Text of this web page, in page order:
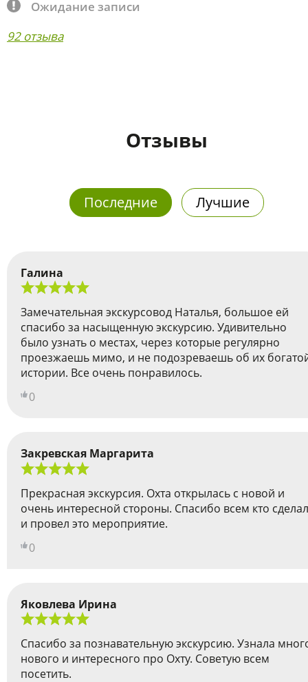
Ожидание записи
92 отзыва
Отзывы
Последние Лучшие
Галина
Замечательная экскурсовод Наталья, большое ей
спасибо за насыщенную экскурсию. Удивительно
было узнать о местах, через которые регулярно
проезжаешь мимо, и не подозреваешь об их
истории. Все очень понравилось.
0
Закревская Маргарита
Прекрасная экскурсия. Охта открылась с новой и
очень интересной стороны. Спасибо всем кто сделал
и провел это мероприятие.
0
Яковлева Ирина
Спасибо за познавательную экскурсию. Узнала
нового и интересного про Охту. Советую всем
посетить.